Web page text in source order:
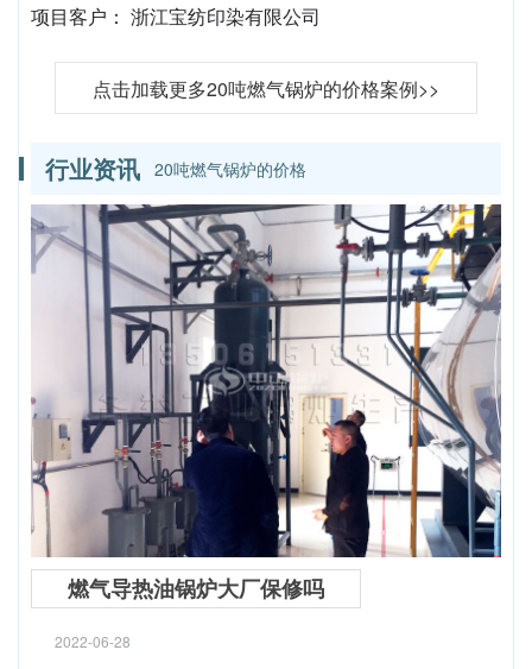
项目客户： 浙江宝纺印染有限公司
点击加载更多20吨燃气锅炉的价格案例>>
行业资讯 20吨燃气锅炉的价格
燃气导热油锅炉大厂保修吗
2022-06-28